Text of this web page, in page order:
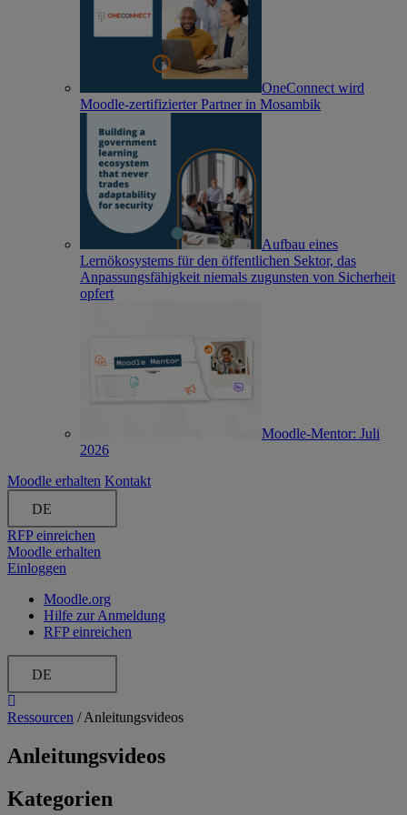
OneConnect wird
Moodle-zertifizierter Partner in Mosambik
Aufbau eines
Lernökosystems für den öffentlichen Sektor, das
Anpassungsfähigkeit niemals zugunsten von Sicherheit
opfert
Moodle-Mentor: Juli
2026
Moodle erhalten Kontakt
DE
RFP einreichen
Moodle erhalten
Einloggen
Moodle.org
Hilfe zur Anmeldung
RFP einreichen
DE
Ressourcen /Anleitungsvideos
Anleitungsvideos
Kategorien